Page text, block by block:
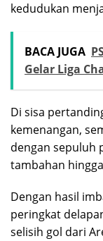
kedudukan
BACA JUGA
Gelar Liga
Di sisa
kemenangan,
dengan sepuluh
tambahan
Dengan hasil
peringkat
selisih gol dari